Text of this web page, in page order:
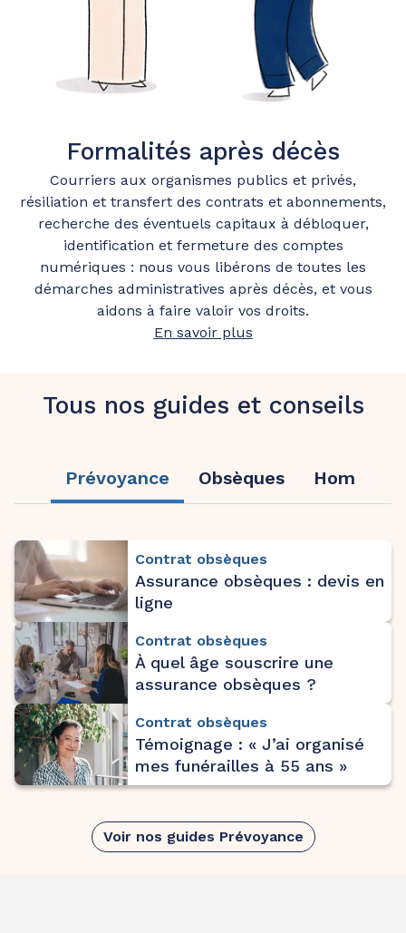
Formalités après décès
Courriers aux organismes publics et privés,
résiliation et transfert des contrats et abonnements,
recherche des éventuels capitaux à débloquer,
identification et fermeture des comptes
numériques : nous vous libérons de toutes les
démarches administratives après décès, et vous
aidons à faire valoir vos droits.
En savoir plus
Tous nos guides et conseils
Prévoyance Obsèques Hommage
Contrat obsèques
Assurance obsèques : devis en
ligne
Contrat obsèques
À quel âge souscrire une
assurance obsèques ?
Contrat obsèques
Témoignage : « J’ai organisé
mes funérailles à 55 ans »
Voir nos guides Prévoyance